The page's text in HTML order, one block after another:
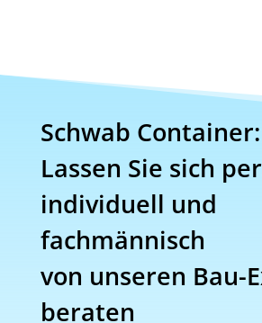
Schwab Container:
Lassen Sie sich
individuell und
fachmännisch
von unseren Bau-
beraten